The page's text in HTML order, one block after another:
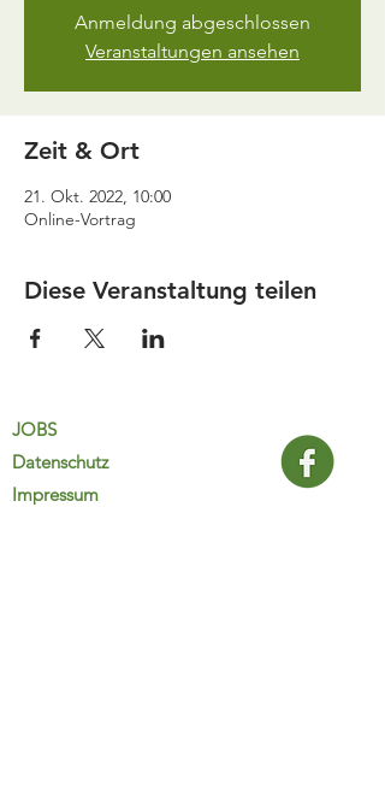
Anmeldung abgeschlossen
Veranstaltungen ansehen
Zeit & Ort
21. Okt. 2022, 10:00
Online-Vortrag
Diese Veranstaltung teilen
JOBS
Datenschutz
Impressum